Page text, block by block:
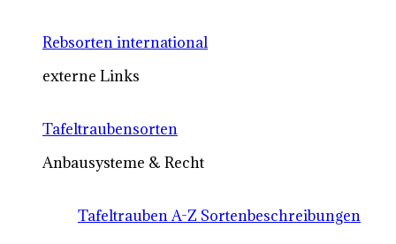
Rebsorten international
externe Links
Tafeltraubensorten
Anbausysteme & Recht
Tafeltrauben A-Z Sortenbeschreibungen